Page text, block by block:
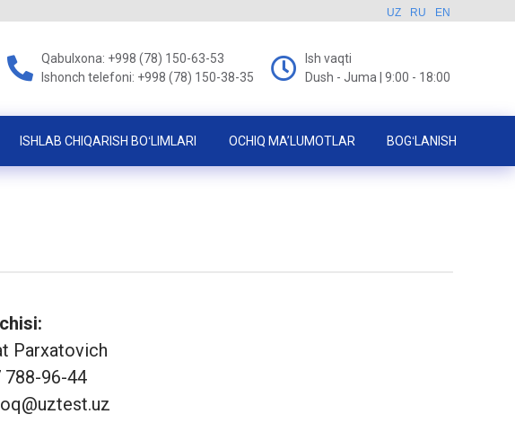
UZ RU EN
Qabulxona: +998 (78) 150-63-53
Ishonch telefoni: +998 (78) 150-38-35
Ish vaqti
Dush - Juma | 9:00 - 18:00
ISHLAB CHIQARISH BOʻLIMLARI OCHIQ MA’LUMOTLAR BOGʻLANISH
Parxatovich
788-96-44